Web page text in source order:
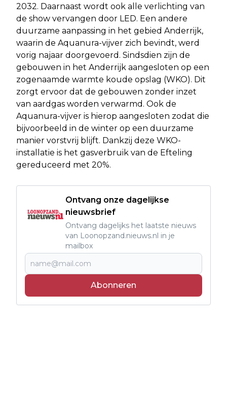
2032. Daarnaast wordt ook alle verlichting van
de show vervangen door LED. Een andere
duurzame aanpassing in het gebied Anderrijk,
waarin de Aquanura-vijver zich bevindt, werd
vorig najaar doorgevoerd. Sindsdien zijn de
gebouwen in het Anderrijk aangesloten op een
zogenaamde warmte koude opslag (WKO). Dit
zorgt ervoor dat de gebouwen zonder inzet
van aardgas worden verwarmd. Ook de
Aquanura-vijver is hierop aangesloten zodat die
bijvoorbeeld in de winter op een duurzame
manier vorstvrij blijft. Dankzij deze WKO-
installatie is het gasverbruik van de Efteling
gereduceerd met 20%.
Ontvang onze dagelijkse
nieuwsbrief
Ontvang dagelijks het laatste nieuws
van Loonopzand.nieuws.nl in je
mailbox
Abonneren